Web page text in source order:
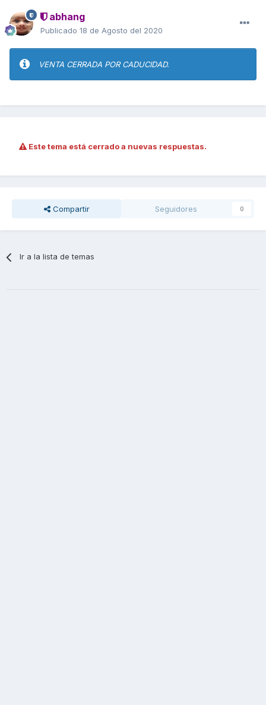
abhang
Publicado 18 de Agosto del 2020
VENTA CERRADA POR CADUCIDAD.
Este tema está cerrado a nuevas respuestas.
Compartir Seguidores 0
Ir a la lista de temas